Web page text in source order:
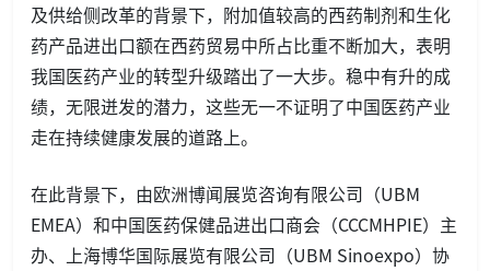
及供给侧改革的背景下，附加值较高的西药制剂和生化
药产品进出口额在西药贸易中所占比重不断加大，表明
我国医药产业的转型升级踏出了一大步。稳中有升的成
绩，无限迸发的潜力，这些无一不证明了中国医药产业
走在持续健康发展的道路上。
在此背景下，由欧洲博闻展览咨询有限公司（UBM
EMEA）和中国医药保健品进出口商会（CCCMHPIE）主
办、上海博华国际展览有限公司（UBM Sinoexpo）协